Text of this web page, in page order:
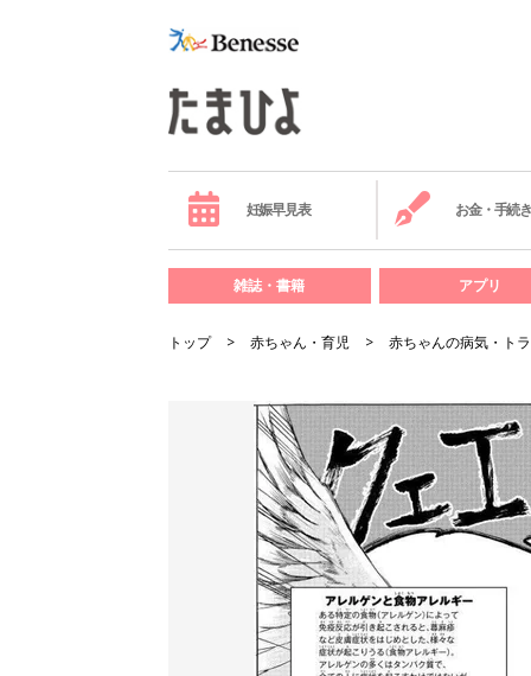
妊娠早見表 お金・手続き
雑誌・書籍 アプリ
トップ 赤ちゃん・育児 赤ちゃんの病気・ト